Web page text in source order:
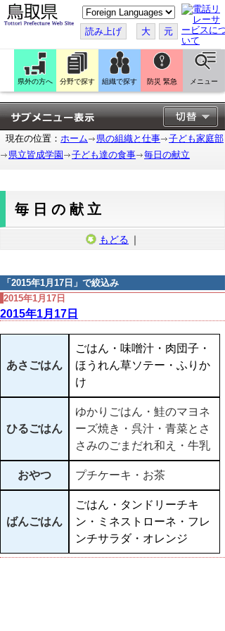
こ
の
ペ
ー
ジ
翻
訳
す
る
読み上げ 大 元
県外の方へ 分野で探す 組織で探す 防災 緊急 メニュー
現在の位置： ホーム 県の組織と仕事
子ども家庭部
県立皆成学園
子ども達の食事 毎日の献立
毎日の献立
もどる ｜
「 2015年1月17日 」で絞込み
2015年1月17日
2015年1月17日
あさごはん
ごはん・味噌汁・肉団子・
ほうれん草ソテー・ふりか
け
ひるごはん
ゆかりごはん・鮭のマヨネ
ーズ焼き・呉汁・青菜とさ
さみのごまだれ和え・牛乳
おやつ プチケーキ・お茶
ばんごはん
ごはん・タンドリーチキ
ン・ミネストローネ・フレ
ンチサラダ・オレンジ